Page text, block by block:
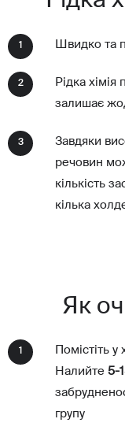
Швидко та
2
Рідка
залишає
3
Завдяки
речовин
кількість
кілька
Як
Помістіть
Налийте 5-
групу